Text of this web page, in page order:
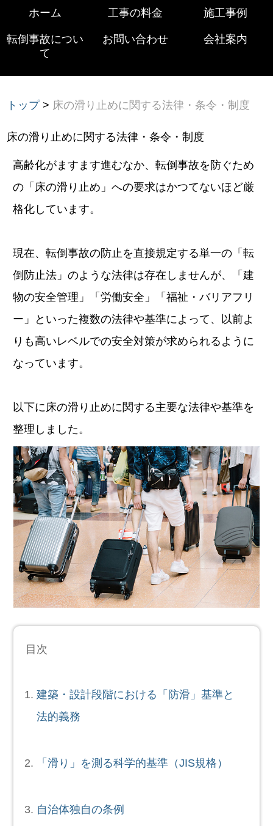
ホーム 工事の料金 施工事例
転倒事故につい
て
お問い合わせ 会社案内
トップ> 床の滑り止めに関する法律・条令・制度
床の滑り止めに関する法律・条令・制度
高齢化がますます進むなか、転倒事故を防ぐため
の「床の滑り止め」への要求はかつてないほど厳
格化しています。
現在、転倒事故の防止を直接規定する単一の「転
倒防止法」のような法律は存在しませんが、「建
物の安全管理」「労働安全」「福祉・バリアフリ
ー」といった複数の法律や基準によって、以前よ
りも高いレベルでの安全対策が求められるように
なっています。
以下に床の滑り止めに関する主要な法律や基準を
整理しました。
目次
建築・設計段階における「防滑」基準と
法的義務
「滑り」を測る科学的基準（JIS規格）
自治体独自の条例